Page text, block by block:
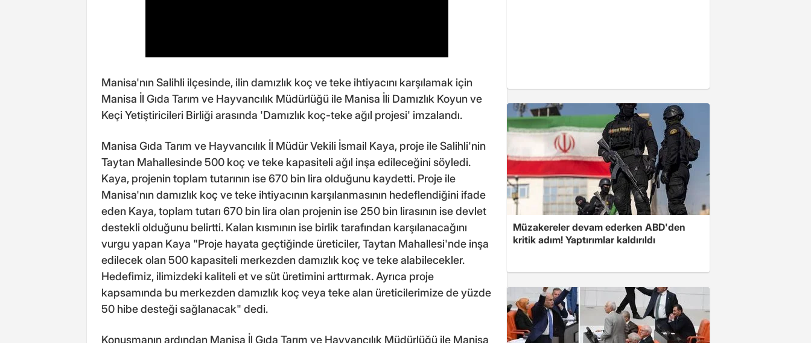
Manisa'nın Salihli ilçesinde, ilin damızlık koç ve teke ihtiyacını karşılamak için
Manisa İl Gıda Tarım ve Hayvancılık Müdürlüğü ile Manisa İli Damızlık Koyun ve
Keçi Yetiştiricileri Birliği arasında 'Damızlık koç-teke ağıl projesi' imzalandı.
Manisa Gıda Tarım ve Hayvancılık İl Müdür Vekili İsmail Kaya, proje ile Salihli'nin
Taytan Mahallesinde 500 koç ve teke kapasiteli ağıl inşa edileceğini söyledi.
Kaya, projenin toplam tutarının ise 670 bin lira olduğunu kaydetti. Proje ile
Manisa'nın damızlık koç ve teke ihtiyacının karşılanmasının hedeflendiğini ifade
eden Kaya, toplam tutarı 670 bin lira olan projenin ise 250 bin lirasının ise devlet
destekli olduğunu belirtti. Kalan kısmının ise birlik tarafından karşılanacağını
vurgu yapan Kaya "Proje hayata geçtiğinde üreticiler, Taytan Mahallesi'nde inşa
edilecek olan 500 kapasiteli merkezden damızlık koç ve teke alabilecekler.
Hedefimiz, ilimizdeki kaliteli et ve süt üretimini arttırmak. Ayrıca proje
kapsamında bu merkezden damızlık koç veya teke alan üreticilerimize de yüzde
50 hibe desteği sağlanacak" dedi.
Konuşmanın ardından Manisa İl Gıda Tarım ve Hayvancılık Müdürlüğü ile Manisa
Müzakereler devam ederken ABD'den
kritik adım! Yaptırımlar kaldırıldı